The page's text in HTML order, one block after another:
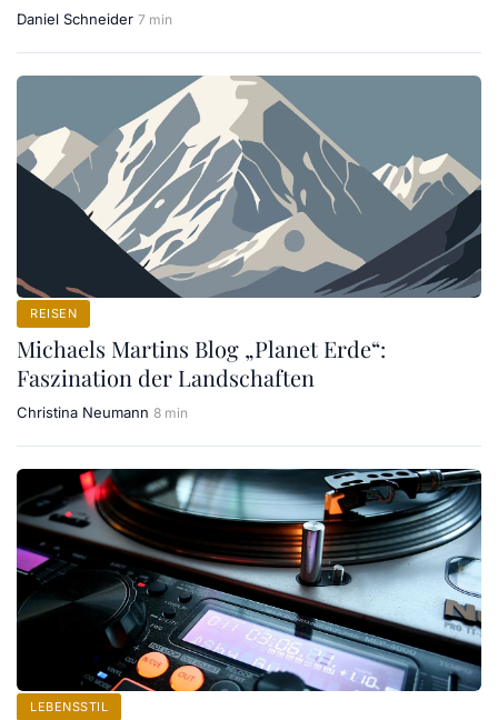
Daniel Schneider 7 min
REISEN
Michaels Martins Blog „Planet Erde“:
Faszination der Landschaften
Christina Neumann 8 min
LEBENSSTIL